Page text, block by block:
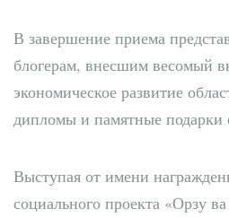
В завершение приема
блогерам, внесшим весомый
экономическое развитие
дипломы и памятные подарки
Выступая от имени
социального проекта «Орзу